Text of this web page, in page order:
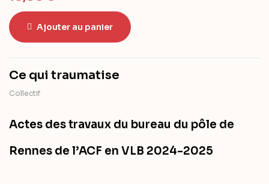
Ajouter au panier
Ce qui traumatise
Collectif
Actes des travaux du bureau du pôle de
Rennes de l’ACF en VLB 2024-2025